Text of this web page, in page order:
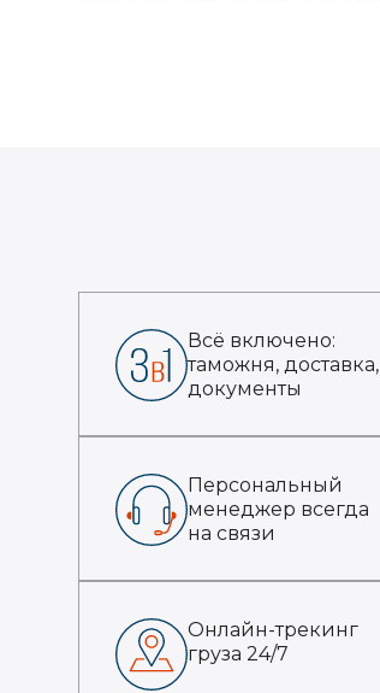
Всё включено:
таможня, доставка,
документы
Персональный
менеджер всегда
на связи
Онлайн-трекинг
груза 24/7